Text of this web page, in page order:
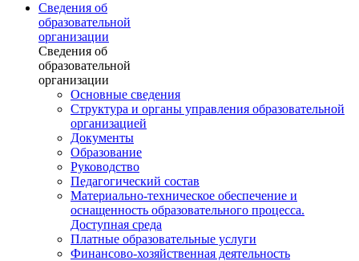
Сведения об
образовательной
организации
Сведения об
образовательной
организации
Основные сведения
Структура и органы управления образовательной
организацией
Документы
Образование
Руководство
Педагогический состав
Материально-техническое обеспечение и
оснащенность образовательного процесса.
Доступная среда
Платные образовательные услуги
Финансово-хозяйственная деятельность